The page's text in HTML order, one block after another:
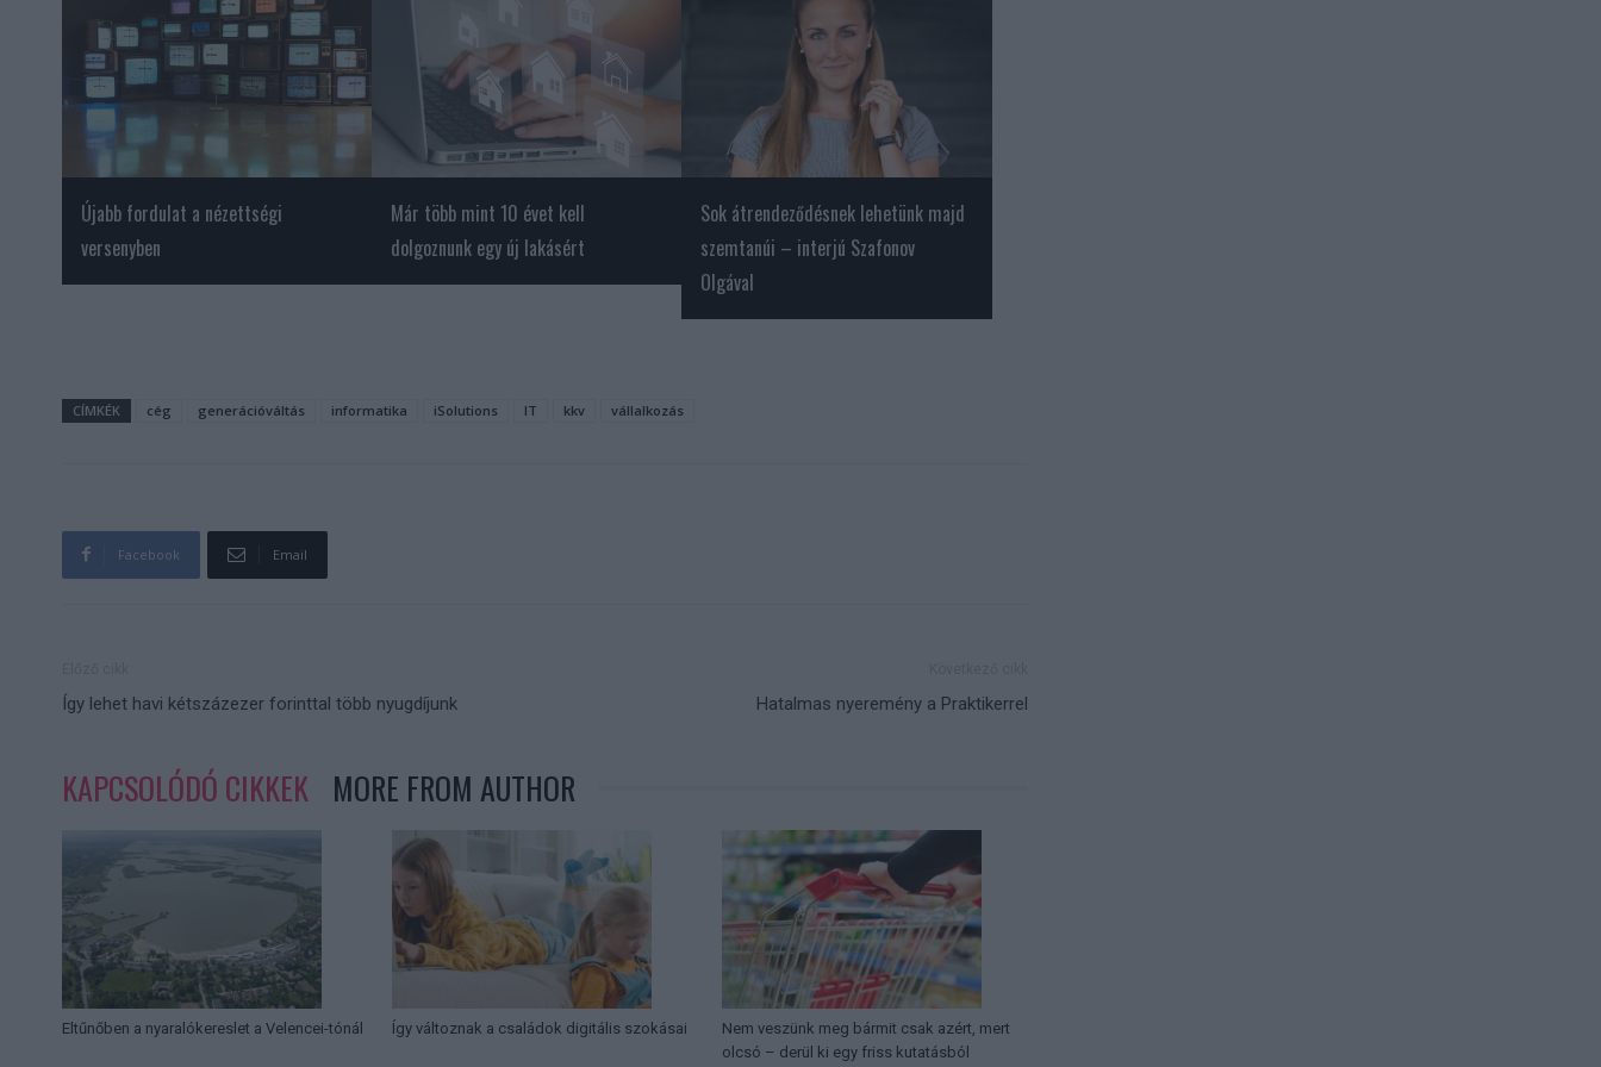
Újabb fordulat a nézettségi
versenyben
Már több mint 10 évet kell
dolgoznunk egy új lakásért
Sok átrendeződésnek lehetünk majd
szemtanúi – interjú Szafonov
Olgával
CÍMKÉK cég generációváltás informatika iSolutions IT kkv vállalkozás
Facebook Email
Így lehet havi kétszázezer forinttal több nyugdíjunk Hatalmas nyeremény a Praktikerrel
KAPCSOLÓDÓ CIKKEK MORE FROM AUTHOR
Eltűnőben a nyaralókereslet a Velencei-tónál Így változnak a családok digitális szokásai
Nem veszünk meg bármit csak azért, mert
olcsó – derül ki egy friss kutatásból